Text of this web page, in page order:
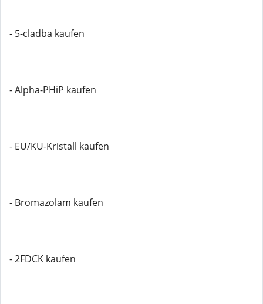
- 5-cladba kaufen
- Alpha-PHiP kaufen
- EU/KU-Kristall kaufen
- Bromazolam kaufen
- 2FDCK kaufen